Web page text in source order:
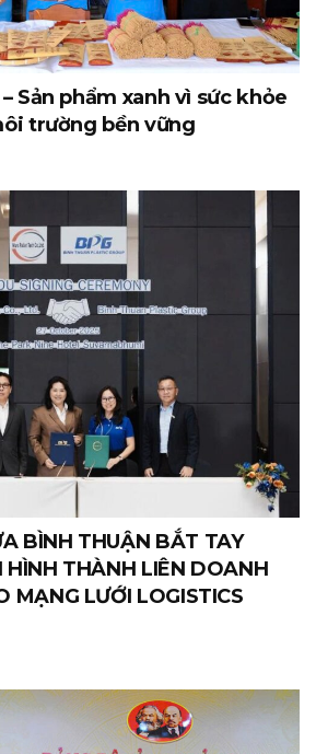
Sản phẩm xanh vì sức khỏe
trường bền vững
BÌNH THUẬN BẮT TAY
HÌNH THÀNH LIÊN DOANH
MẠNG LƯỚI LOGISTICS